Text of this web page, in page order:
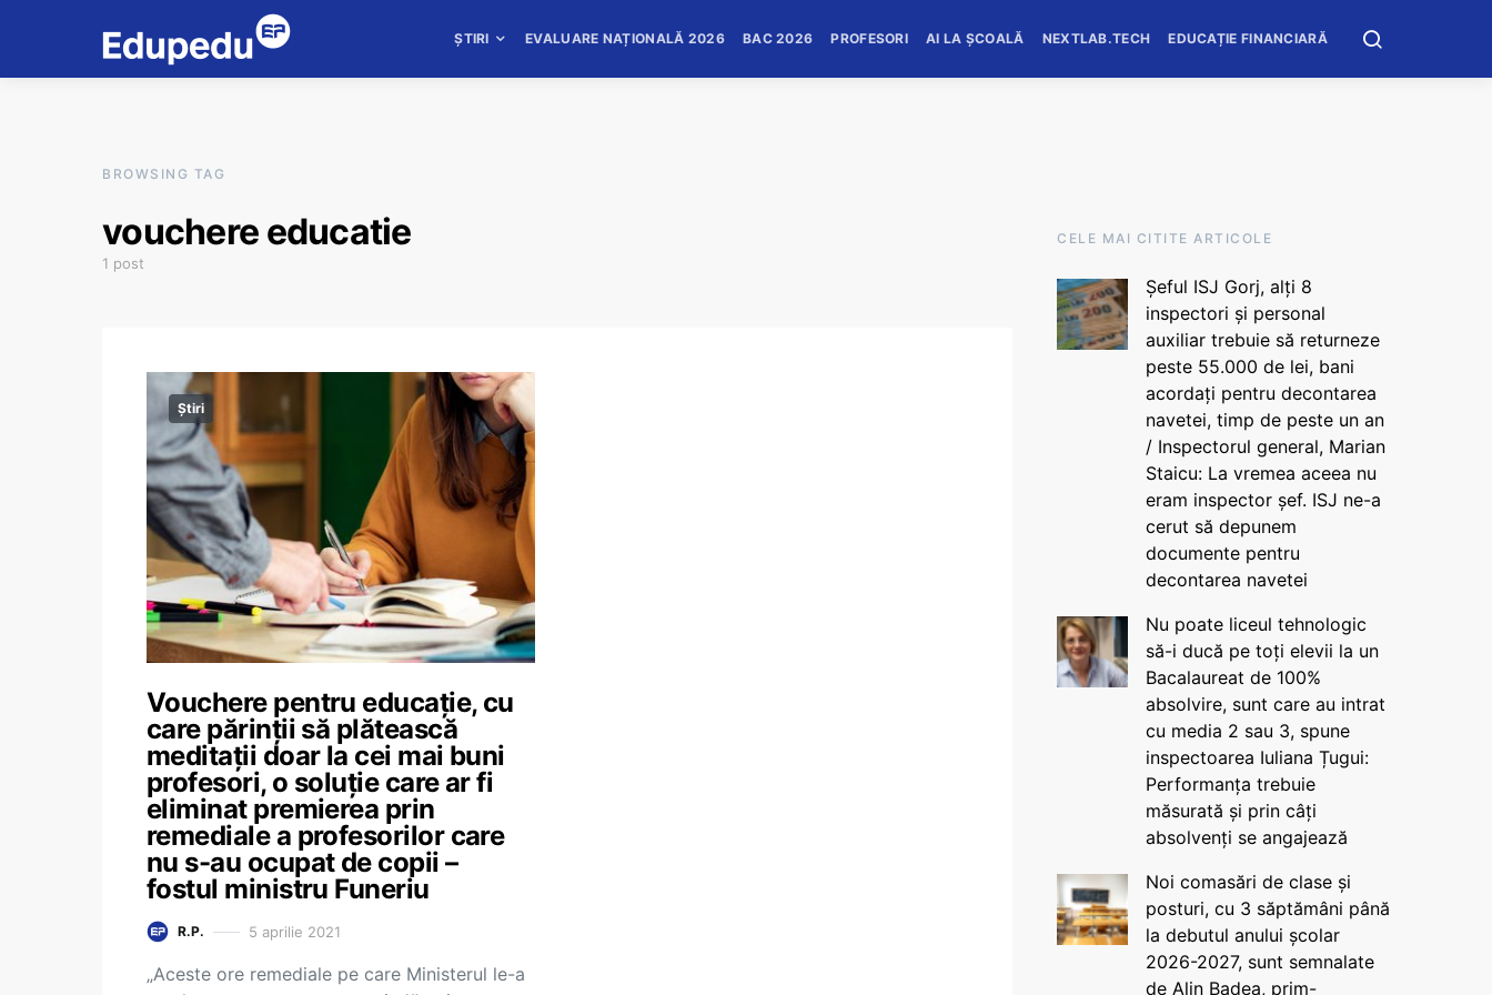
ȘTIRI EVALUARE NAȚIONALĂ 2026 BAC 2026 PROFESORI AI LA ȘCOALĂ NEXTLAB.TECH EDUCAȚIE FINANCIARĂ
BROWSING TAG
vouchere educatie
1 post
Știri
Vouchere pentru educație, cu
care părinții să plătească
meditații doar la cei mai buni
profesori, o soluție care ar fi
eliminat premierea prin
remediale a profesorilor care
nu s-au ocupat de copii –
fostul ministru Funeriu
R.P. 5 aprilie 2021
„Aceste ore remediale pe care Ministerul le-a
CELE MAI CITITE ARTICOLE
Șeful ISJ Gorj, alți 8
inspectori și personal
auxiliar trebuie să returneze
peste 55.000 de lei, bani
acordați pentru decontarea
navetei, timp de peste un an
/ Inspectorul general, Marian
Staicu: La vremea aceea nu
eram inspector șef. ISJ ne-a
cerut să depunem
documente pentru
decontarea navetei
Nu poate liceul tehnologic
să-i ducă pe toți elevii la un
Bacalaureat de 100%
absolvire, sunt care au intrat
cu media 2 sau 3, spune
inspectoarea Iuliana Țugui:
Performanța trebuie
măsurată și prin câți
absolvenți se angajează
Noi comasări de clase și
posturi, cu 3 săptămâni până
la debutul anului școlar
2026-2027, sunt semnalate
de Alin Badea, prim-